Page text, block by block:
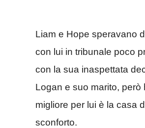
Liam e Hope speravano
con lui in tribunale poco
con la sua inaspettata
Logan e suo marito, però
migliore per lui è la casa
sconforto.